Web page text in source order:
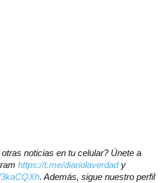
noticias en tu celular? Únete a
https://t.me/diariolaverdady
. Además, sigue nuestro perfil